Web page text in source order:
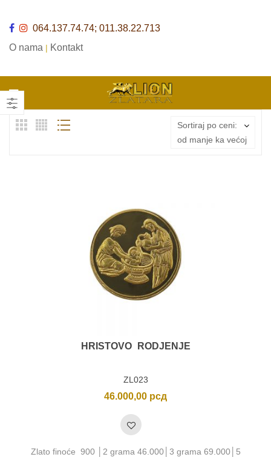
064.137.74.74; 011.38.22.713
O nama | Kontakt
Sortiraj po ceni:
od manje ka većoj
HRISTOVO RODJENJE
ZL023
46.000,00 рсд
Zlato finoće 900 │2 grama 46.000│3 grama 69.000│5